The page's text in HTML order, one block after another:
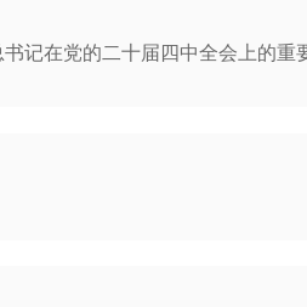
记在党的二十届四中全会上的重